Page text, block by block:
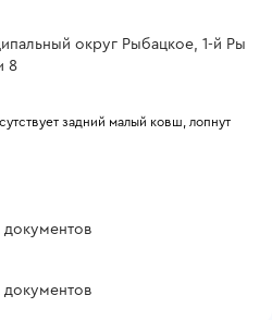
округ Рыбацкое, 1-й Ры
8
задний малый ковш, лопнут
документов
документов